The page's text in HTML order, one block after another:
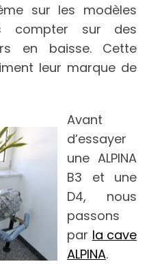
sur les modèles
compter sur des
en baisse. Cette
leur marque de
Avant
d’essayer
une ALPINA
B3 et une
D4, nous
passons
par la cave
ALPINA.